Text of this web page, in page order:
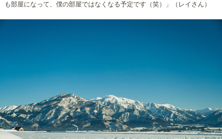
も部屋になって、僕の部屋ではなくなる予定です（笑）」（レイさん）